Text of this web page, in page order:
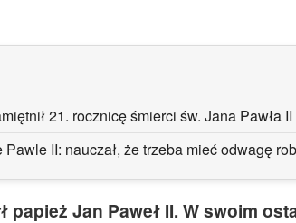
21. rocznicę śmierci św. Jana Pawła II
II: nauczał, że trzeba mieć odwagę
papież Jan Paweł II. W swoim